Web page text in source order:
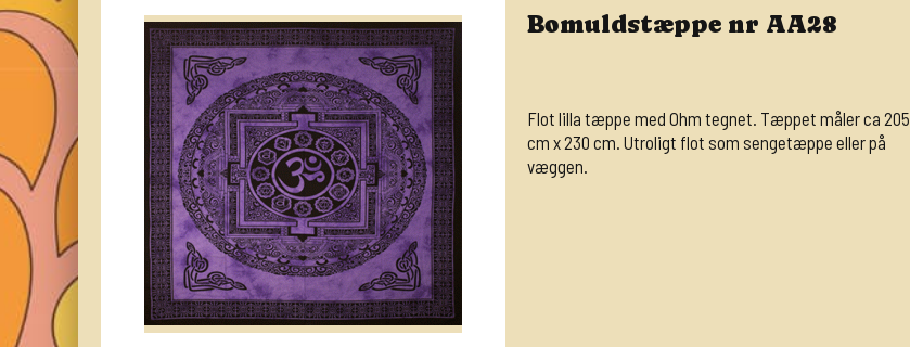
Bomuldstæppe nr AA28
Flot lilla tæppe med Ohm tegnet. Tæppet måler ca 205
cm x 230 cm. Utroligt flot som sengetæppe eller på
væggen.